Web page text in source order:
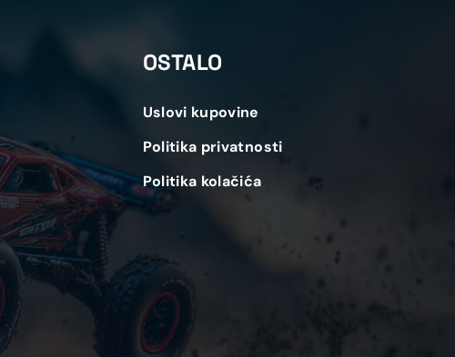
OSTALO
Uslovi kupovine
Politika privatnosti
Politika kolačića